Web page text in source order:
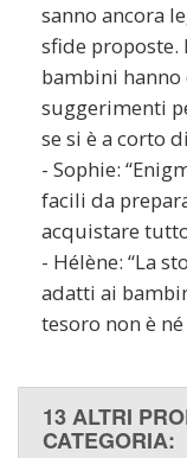
sanno ancora
sfide
bambini hanno
suggerimenti
se si è a corto
- Sophie:
facili da
acquistare
- Hélène: “La
adatti ai
tesoro non è
13 ALTRI
CATEGORIA: